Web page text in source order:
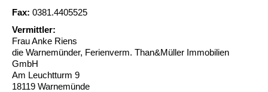
Fax: 0381.4405525
Vermittler:
Frau Anke Riens
die Warnemünder, Ferienverm. Than&Müller Immobilien
GmbH
Am Leuchtturm 9
18119 Warnemünde